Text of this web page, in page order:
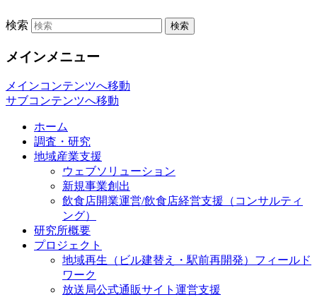
検索
メインメニュー
メインコンテンツへ移動
サブコンテンツへ移動
ホーム
調査・研究
地域産業支援
ウェブソリューション
新規事業創出
飲食店開業運営/飲食店経営支援（コンサルティ
ング）
研究所概要
プロジェクト
地域再生（ビル建替え・駅前再開発）フィールド
ワーク
放送局公式通販サイト運営支援